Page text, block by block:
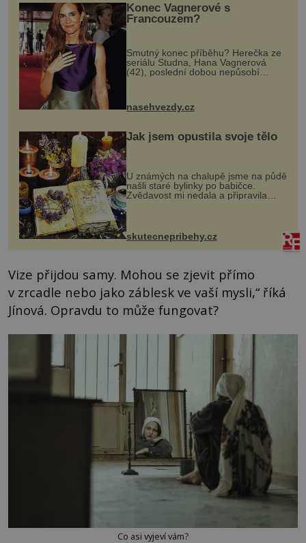
Konec Vagnerové s
Francouzem?
Smutný konec příběhu? Herečka ze
seriálu Studna, Hana Vagnerová
(42), poslední dobou nepůsobí
nasehvezdy.cz
Jak jsem opustila svoje tělo
U známých na chalupě jsme na půdě
našli staré bylinky po babičce.
Zvědavost mi nedala a připravila
jsem si z nich lektvar… Zimní pobyt
na chalupě se pro mě vlastní vinou
změnil v děsivý zážitek, na kt...
skutecnepribehy.cz
Vize přijdou samy. Mohou se zjevit přímo
v zrcadle nebo jako záblesk ve vaší mysli,“ říká
Jínová. Opravdu to může fungovat?
Co asi vyjeví vám?